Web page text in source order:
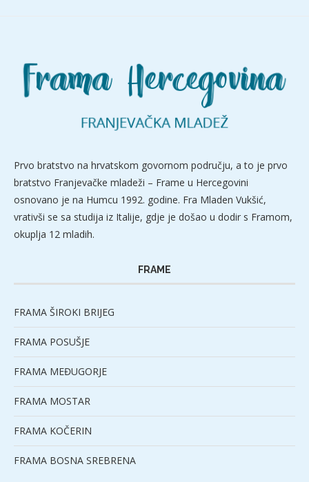
Prvo bratstvo na hrvatskom govornom području, a to je prvo
bratstvo Franjevačke mladeži – Frame u Hercegovini
osnovano je na Humcu 1992. godine. Fra Mladen Vukšić,
vrativši se sa studija iz Italije, gdje je došao u dodir s Framom,
okuplja 12 mladih.
FRAME
FRAMA ŠIROKI BRIJEG
FRAMA POSUŠJE
FRAMA MEĐUGORJE
FRAMA MOSTAR
FRAMA KOČERIN
FRAMA BOSNA SREBRENA